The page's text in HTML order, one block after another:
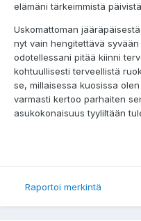
elämäni tärkeimmistä
Uskomattoman
nyt vain hengitettävä
odotellessani pitää kiinni
kohtuullisesti terveellistä
se, millaisessa kuosissa
varmasti kertoo parhaiten
asukokonaisuus tyyliltään
Raportoi merkintä